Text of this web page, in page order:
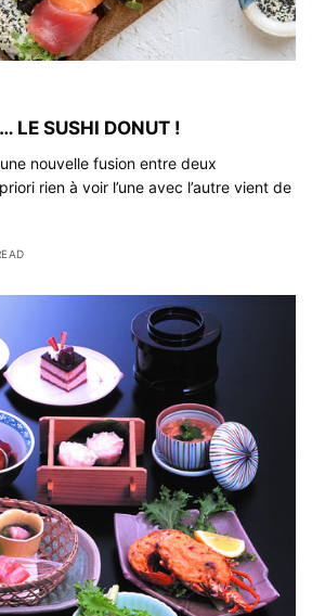
LE SUSHI DONUT !
nouvelle fusion entre deux
rien à voir l’une avec l’autre vient de